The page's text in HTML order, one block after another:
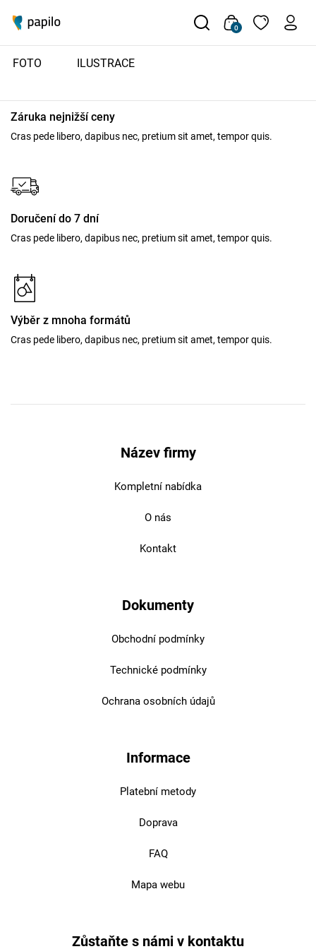
0
FOTO ILUSTRACE
Produkt s tímto ID neexistuje
Záruka nejnižší ceny
Cras pede libero, dapibus nec, pretium sit amet, tempor quis.
Doručení do 7 dní
Cras pede libero, dapibus nec, pretium sit amet, tempor quis.
Výběr z mnoha formátů
Cras pede libero, dapibus nec, pretium sit amet, tempor quis.
Název firmy
Kompletní nabídka
O nás
Kontakt
Dokumenty
Obchodní podmínky
Technické podmínky
Ochrana osobních údajů
Informace
Platební metody
Doprava
FAQ
Mapa webu
Zůstaňte s námi v kontaktu